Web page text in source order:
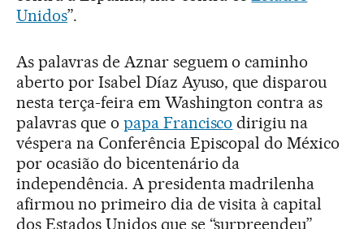
Unidos”.
As palavras de Aznar seguem o caminho
aberto por Isabel Díaz Ayuso, que disparou
nesta terça-feira em Washington contra as
palavras que o papa Francisco dirigiu na
véspera na Conferência Episcopal do México
por ocasião do bicentenário da
independência. A presidenta madrilenha
afirmou no primeiro dia de visita à capital
dos Estados Unidos que se “surpreendeu”